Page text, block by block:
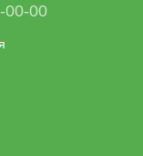
00-00